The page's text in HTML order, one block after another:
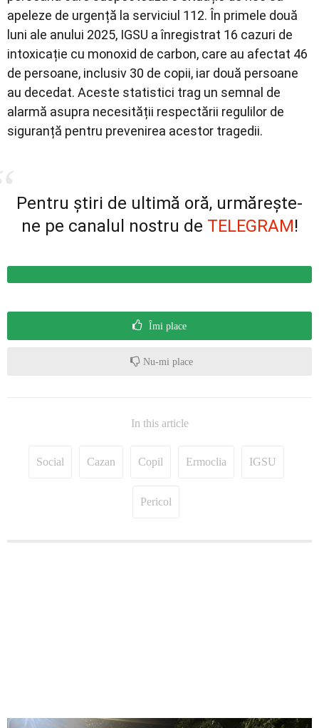
apeleze de urgență la serviciul 112. În primele două
luni ale anului 2025, IGSU a înregistrat 16 cazuri de
intoxicație cu monoxid de carbon, care au afectat 46
de persoane, inclusiv 30 de copii, iar două persoane
au decedat. Aceste statistici trag un semnal de
alarmă asupra necesității respectării regulilor de
siguranță pentru prevenirea acestor tragedii.
Pentru știri de ultimă oră, urmărește-
ne pe canalul nostru de TELEGRAM!
Îmi place
Nu-mi place
In this article
Social Cazan Copil Ermoclia IGSU
Pericol